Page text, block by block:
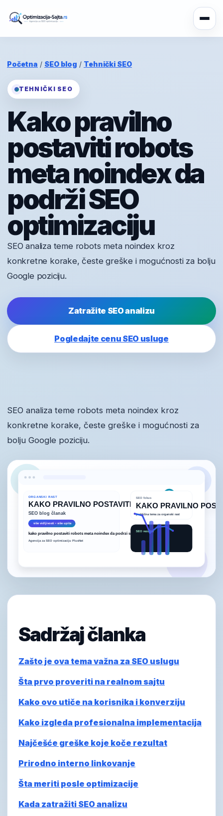
Početna / SEO blog / Tehnički SEO
TEHNIČKI SEO
Kako pravilno
postaviti robots
meta noindex da
podrži SEO
optimizaciju
SEO analiza teme robots meta noindex kroz
konkretne korake, česte greške i mogućnosti za bolju
Google poziciju.
Zatražite SEO analizu
Pogledajte cenu SEO usluge
SEO analiza teme robots meta noindex kroz
konkretne korake, česte greške i mogućnosti za
bolju Google poziciju.
Sadržaj članka
Zašto je ova tema važna za SEO uslugu
Šta prvo proveriti na realnom sajtu
Kako ovo utiče na korisnika i konverziju
Kako izgleda profesionalna implementacija
Najčešće greške koje koče rezultat
Prirodno interno linkovanje
Šta meriti posle optimizacije
Kada zatražiti SEO analizu